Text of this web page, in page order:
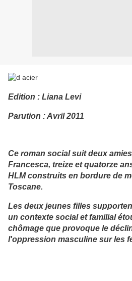
Edition : Liana Levi
Parution : Avril 2011
Ce roman social suit deux
Francesca, treize et quatorze
HLM construits en bordure de
Toscane.
Les deux jeunes filles
un contexte social et familial
chômage que provoque le
l'oppression masculine sur les